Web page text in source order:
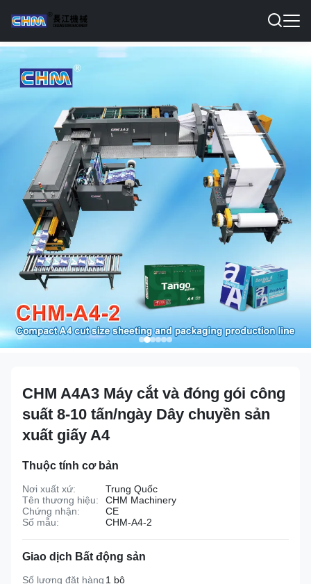
CHM A4A3 Máy cắt và đóng gói công
suất 8-10 tấn/ngày Dây chuyền sản
xuất giấy A4
Thuộc tính cơ bản
Nơi xuất xứ:
Trung Quốc
Tên thương hiệu:
CHM Machinery
Chứng nhận:
CE
Số mẫu:
CHM-A4-2
Giao dịch Bất động sản
Số lượng đặt hàng 1 bộ